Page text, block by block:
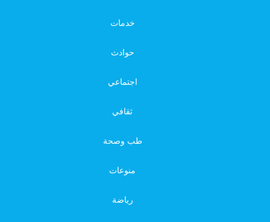
خدمات
حوادث
اجتماعي
ثقافي
طب وصحة
منوعات
رياضة